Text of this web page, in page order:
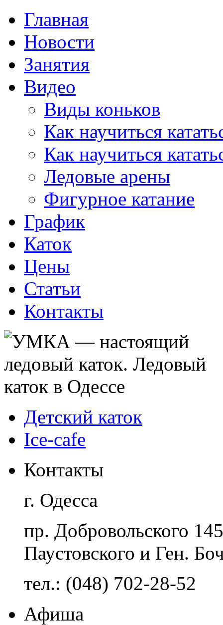
Главная
Новости
Занятия
Видео
Виды коньков
Как научиться
Как научиться
Ледовые арены
Фигурное катание
График
Каток
Цены
Статьи
Контакты
Детский каток
Ice-cafe
Контакты
г. Одесса
пр. Добровольского
Паустовского и Ген.
тел.: (048) 702-28-52
Афиша